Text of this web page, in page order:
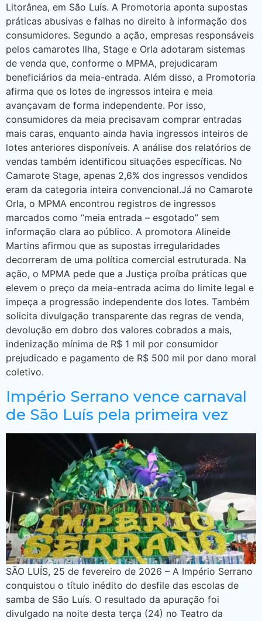
Litorânea, em São Luís. A Promotoria aponta supostas
práticas abusivas e falhas no direito à informação dos
consumidores. Segundo a ação, empresas responsáveis
pelos camarotes Ilha, Stage e Orla adotaram sistemas
de venda que, conforme o MPMA, prejudicaram
beneficiários da meia-entrada. Além disso, a Promotoria
afirma que os lotes de ingressos inteira e meia
avançavam de forma independente. Por isso,
consumidores da meia precisavam comprar entradas
mais caras, enquanto ainda havia ingressos inteiros de
lotes anteriores disponíveis. A análise dos relatórios de
vendas também identificou situações específicas. No
Camarote Stage, apenas 2,6% dos ingressos vendidos
eram da categoria inteira convencional.Já no Camarote
Orla, o MPMA encontrou registros de ingressos
marcados como “meia entrada – esgotado” sem
informação clara ao público. A promotora Alineide
Martins afirmou que as supostas irregularidades
decorreram de uma política comercial estruturada. Na
ação, o MPMA pede que a Justiça proíba práticas que
elevem o preço da meia-entrada acima do limite legal e
impeça a progressão independente dos lotes. Também
solicita divulgação transparente das regras de venda,
devolução em dobro dos valores cobrados a mais,
indenização mínima de R$ 1 mil por consumidor
prejudicado e pagamento de R$ 500 mil por dano moral
coletivo.
Império Serrano vence carnaval
de São Luís pela primeira vez
SÃO LUÍS, 25 de fevereiro de 2026 – A Império Serrano
conquistou o título inédito do desfile das escolas de
samba de São Luís. O resultado da apuração foi
divulgado na noite desta terça (24) no Teatro da